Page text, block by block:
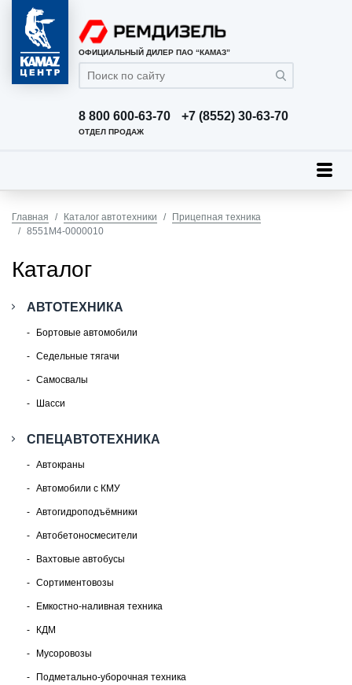
ОФИЦИАЛЬНЫЙ ДИЛЕР ПАО “КАМАЗ”
8 800 600-63-70 +7 (8552) 30-63-70
ОТДЕЛ ПРОДАЖ
Главная Каталог автотехники
Прицепная техника
8551М4-0000010
Каталог
АВТОТЕХНИКА
Бортовые автомобили
Седельные тягачи
Самосвалы
Шасси
СПЕЦАВТОТЕХНИКА
Автокраны
Автомобили с КМУ
Автогидроподъёмники
Автобетоносмесители
Вахтовые автобусы
Сортиментовозы
Емкостно-наливная техника
КДМ
Мусоровозы
Подметально-уборочная техника